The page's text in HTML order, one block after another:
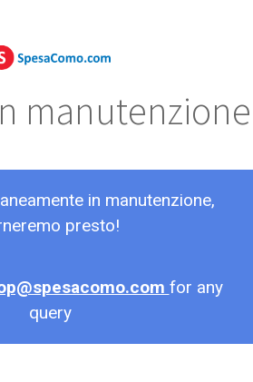
manutenzione
in manutenzione,
presto!
for any
query